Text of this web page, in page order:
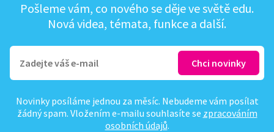
Pošleme vám, co nového se děje ve světě edu.
Nová videa, témata, funkce a další.
Novinky posíláme jednou za měsíc. Nebudeme vám posílat
žádný spam. Vložením e-mailu souhlasíte se zpracováním
osobních údajů.